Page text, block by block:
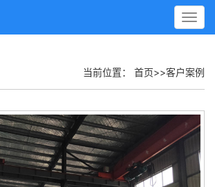
当前位置： 首页>>客户案例